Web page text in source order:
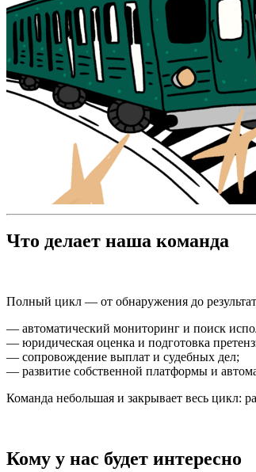
Что делает наша команда
Полный цикл — от обнаружения до
— автоматический мониторинг и поиск
— юридическая оценка и подготовка
— сопровождение выплат и судебных дел;
— развитие собственной платформы и
Команда небольшая и закрывает весь цикл:
Кому у нас будет интересно